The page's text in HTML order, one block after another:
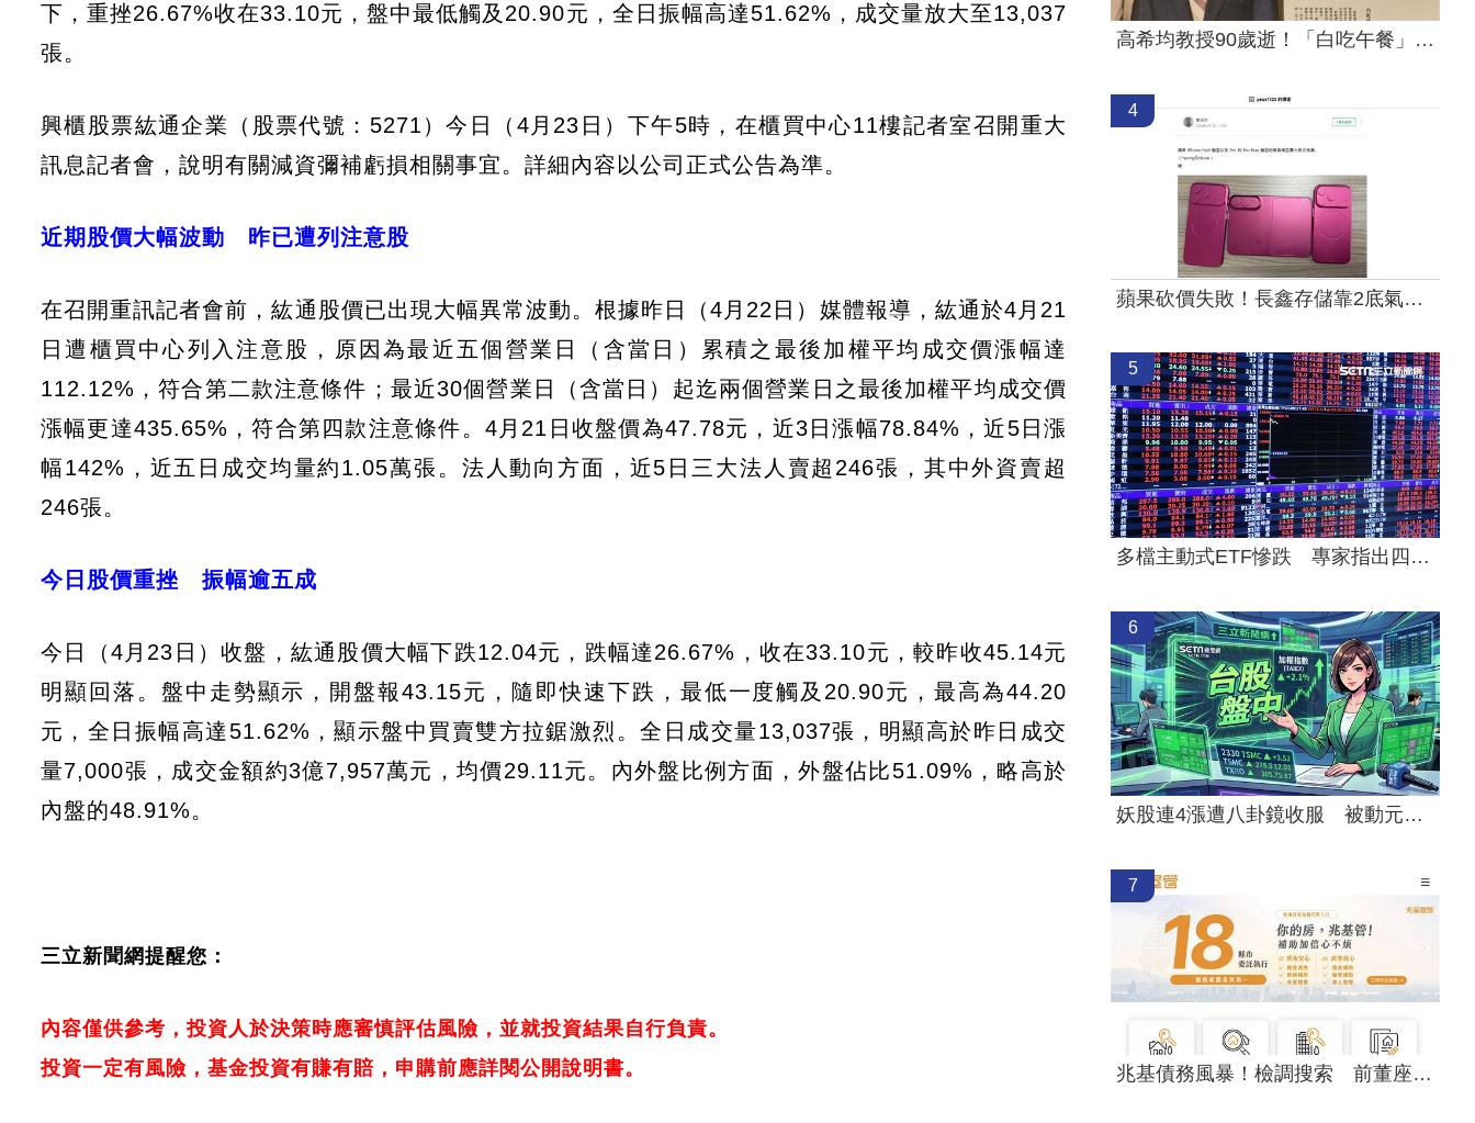
下，重挫26.67%收在33.10元，盤中最低觸及20.90元，全日振幅高達51.62%，成交量放大至13,037
張。
興櫃股票紘通企業（股票代號：5271）今日（4月23日）下午5時，在櫃買中心11樓記者室召開重大
訊息記者會，說明有關減資彌補虧損相關事宜。詳細內容以公司正式公告為準。
近期股價大幅波動 昨已遭列注意股
在召開重訊記者會前，紘通股價已出現大幅異常波動。根據昨日（4月22日）媒體報導，紘通於4月21
日遭櫃買中心列入注意股，原因為最近五個營業日（含當日）累積之最後加權平均成交價漲幅達
112.12%，符合第二款注意條件；最近30個營業日（含當日）起迄兩個營業日之最後加權平均成交價
漲幅更達435.65%，符合第四款注意條件。4月21日收盤價為47.78元，近3日漲幅78.84%，近5日漲
幅142%，近五日成交均量約1.05萬張。法人動向方面，近5日三大法人賣超246張，其中外資賣超
246張。
今日股價重挫 振幅逾五成
今日（4月23日）收盤，紘通股價大幅下跌12.04元，跌幅達26.67%，收在33.10元，較昨收45.14元
明顯回落。盤中走勢顯示，開盤報43.15元，隨即快速下跌，最低一度觸及20.90元，最高為44.20
元，全日振幅高達51.62%，顯示盤中買賣雙方拉鋸激烈。全日成交量13,037張，明顯高於昨日成交
量7,000張，成交金額約3億7,957萬元，均價29.11元。內外盤比例方面，外盤佔比51.09%，略高於
內盤的48.91%。
三立新聞網提醒您：
內容僅供參考，投資人於決策時應審慎評估風險，並就投資結果自行負責。
投資一定有風險，基金投資有賺有賠，申購前應詳閱公開說明書。
高希均教授90歲逝！「白吃午餐」秘密曝光
4
蘋果砍價失敗！長鑫存儲靠2底氣拒降價
5
多檔主動式ETF慘跌 專家指出四個陷阱
6
妖股連4漲遭八卦鏡收服 被動元件一片綠
7
兆基債務風暴！檢調搜索 前董座帶回偵訊